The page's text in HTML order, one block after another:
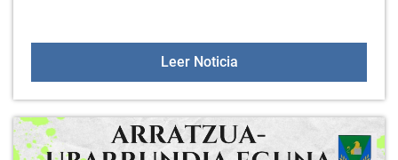
Leer NoticiaCharlas Online para